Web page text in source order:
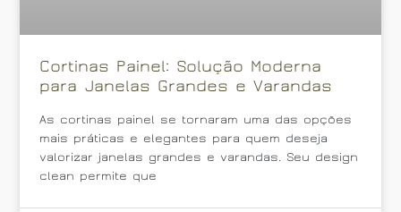
Cortinas Painel: Solução Moderna
para Janelas Grandes e Varandas
As cortinas painel se tornaram uma das opções
mais práticas e elegantes para quem deseja
valorizar janelas grandes e varandas. Seu design
clean permite que